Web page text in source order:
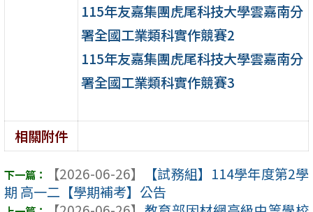
115年友嘉集團虎尾科技大學雲嘉南分
署全國工業類科實作競賽2
115年友嘉集團虎尾科技大學雲嘉南分
署全國工業類科實作競賽3
相關附件
【2026-06-26】
【試務組】114學年度第2學
期 高一二【學期補考】公告